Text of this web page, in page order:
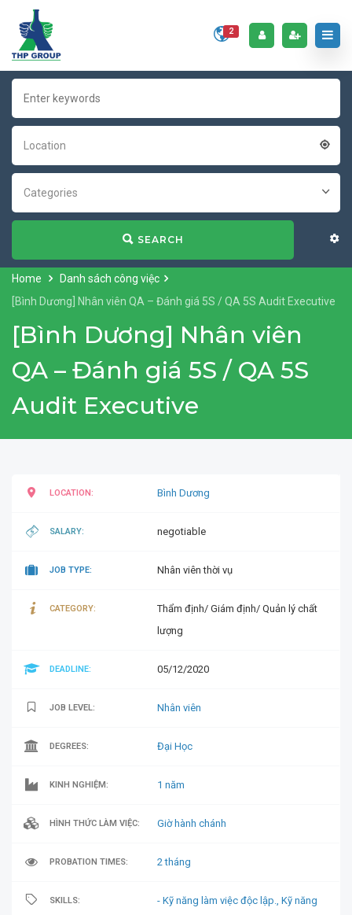
2
Location
Categories
SEARCH
Home
Danh sách công việc
[Bình Dương] Nhân viên QA – Đánh giá 5S / QA 5S Audit Executive
[Bình Dương] Nhân viên
QA – Đánh giá 5S / QA 5S
Audit Executive
LOCATION: Bình Dương
SALARY: negotiable
JOB TYPE: Nhân viên thời vụ
CATEGORY:
Thẩm định/ Giám định/ Quản lý chất
lượng
DEADLINE: 05/12/2020
JOB LEVEL: Nhân viên
DEGREES: Đại Học
KINH NGHIỆM: 1 năm
HÌNH THỨC LÀM VIỆC: Giờ hành chánh
PROBATION TIMES: 2 tháng
SKILLS: - Kỹ năng làm việc độc lập., Kỹ năng